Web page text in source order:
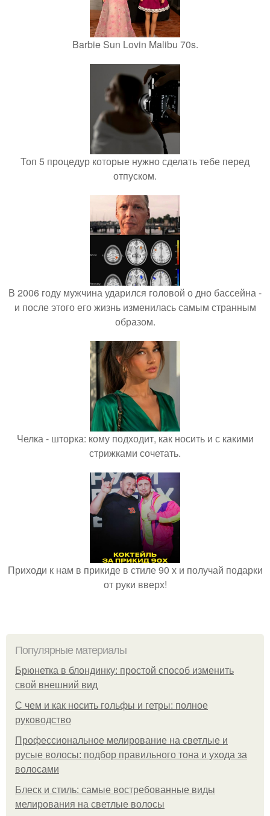
Barbie Sun Lovin Malibu 70s.
Топ 5 процедур которые нужно сделать тебе перед
отпуском.
В 2006 году мужчина ударился головой о дно бассейна -
и после этого его жизнь изменилась самым странным
образом.
Челка - шторка: кому подходит, как носить и с какими
стрижками сочетать.
Приходи к нам в прикиде в стиле 90 х и получай подарки
от руки вверх!
Популярные материалы
Брюнетка в блондинку: простой способ изменить
свой внешний вид
С чем и как носить гольфы и гетры: полное
руководство
Профессиональное мелирование на светлые и
русые волосы: подбор правильного тона и ухода за
волосами
Блеск и стиль: самые востребованные виды
мелирования на светлые волосы